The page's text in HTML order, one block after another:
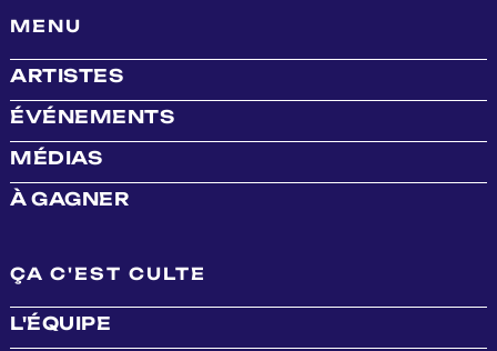
MENU
ARTISTES
ÉVÉNEMENTS
MÉDIAS
À GAGNER
ÇA C'EST CULTE
L'ÉQUIPE